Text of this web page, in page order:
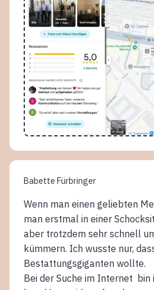
Babette Fürbringer
Wenn man einen geliebten
man erstmal in einer
aber trotzdem sehr schnell
kümmern. Ich wusste nur,
Bestattungsgiganten wollte.
Bei der Suche im Internet